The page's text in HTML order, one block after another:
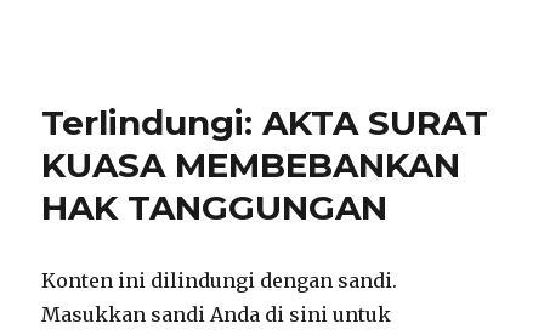
Terlindungi: AKTA SURAT
KUASA MEMBEBANKAN
HAK TANGGUNGAN
Konten ini dilindungi dengan sandi.
Masukkan sandi Anda di sini untuk